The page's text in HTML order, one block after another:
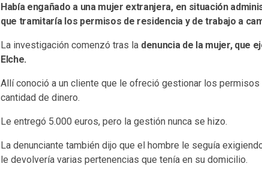
Había engañado a una mujer extranjera, en situación
que tramitaría los permisos de residencia y de trabajo a
La investigación comenzó tras la denuncia de la mujer, que
Elche.
Allí conoció a un cliente que le ofreció gestionar los
cantidad de dinero.
Le entregó 5.000 euros, pero la gestión nunca se hizo.
La denunciante también dijo que el hombre le seguía
le devolvería varias pertenencias que tenía en su domicilio.